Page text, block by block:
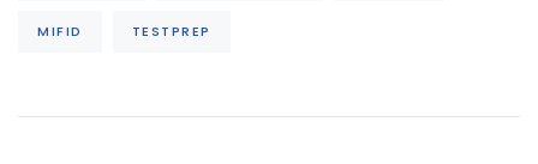
MIFID TESTPREP